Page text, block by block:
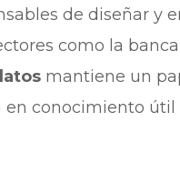
de diseñar y
como la
mantiene un
conocimiento útil